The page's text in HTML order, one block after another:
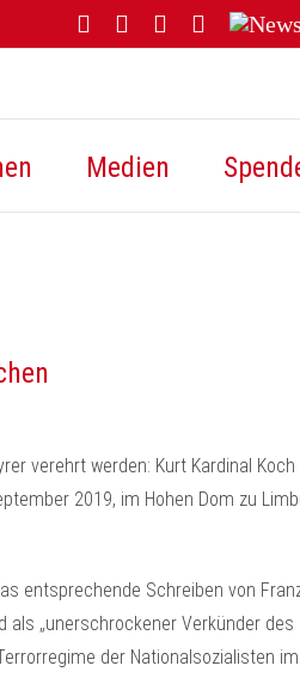
FacebookYouTubeInstagram
Threads
Medien
verehrt werden: Kurt Kardinal
2019, im Hohen Dom zu
entsprechende Schreiben von
als „unerschrockener Verkünder des
der Nationalsozialisten im